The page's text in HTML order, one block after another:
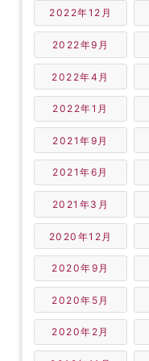
2022年12月
2022年9月
2022年4月
2022年1月
2021年9月
2021年6月
2021年3月
2020年12月
2020年9月
2020年5月
2020年2月